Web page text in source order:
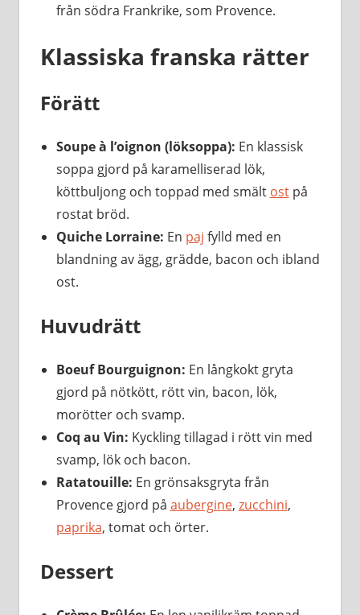
från södra Frankrike, som Provence.
Klassiska franska rätter
Förätt
Soupe à l’oignon (löksoppa): En klassisk
soppa gjord på karamelliserad lök,
köttbuljong och toppad med smält ostpå
rostat bröd.
Quiche Lorraine: En paj fylld med en
blandning av ägg, grädde, bacon och ibland
ost.
Huvudrätt
Boeuf Bourguignon: En långkokt gryta
gjord på nötkött, rött vin, bacon, lök,
morötter och svamp.
Coq au Vin: Kyckling tillagad i rött vin med
svamp, lök och bacon.
Ratatouille: En grönsaksgryta från
Provence gjord på aubergine, zucchini,
paprika, tomat och örter.
Dessert